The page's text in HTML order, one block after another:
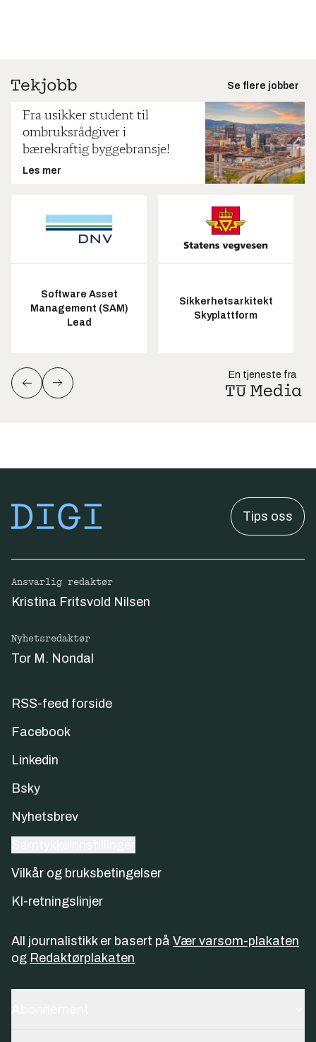
Se flere jobber
Fra usikker student til
ombruksrådgiver i
bærekraftig byggebransje!
Les mer
Software Asset
Management (SAM)
Lead
Sikkerhetsarkitekt
Skyplattform
En tjeneste fra
Tips oss
Ansvarlig redaktør
Kristina Fritsvold Nilsen
Nyhetsredaktør
Tor M. Nondal
RSS-feed forside
Facebook
Linkedin
Bsky
Nyhetsbrev
Vilkår og bruksbetingelser
KI-retningslinjer
All journalistikk er basert på Vær varsom-plakaten
og Redaktørplakaten